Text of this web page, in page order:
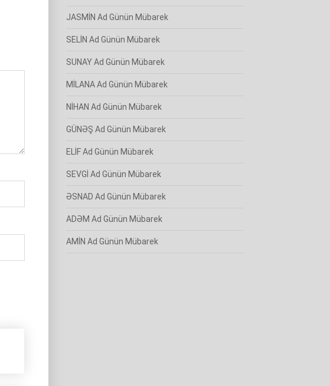
JASMİN Ad Günün Mübarek
SELİN Ad Günün Mübarek
SUNAY Ad Günün Mübarek
MİLANA Ad Günün Mübarek
NİHAN Ad Günün Mübarek
GÜNƏŞ Ad Günün Mübarek
ELİF Ad Günün Mübarek
SEVGİ Ad Günün Mübarek
ƏSNAD Ad Günün Mübarek
ADƏM Ad Günün Mübarek
AMİN Ad Günün Mübarek